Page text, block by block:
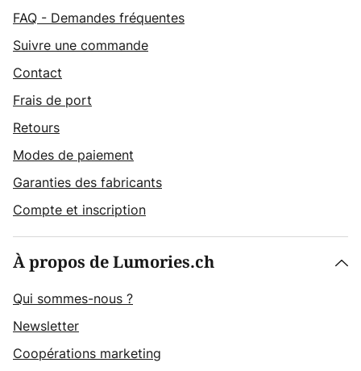
FAQ - Demandes fréquentes
Suivre une commande
Contact
Frais de port
Retours
Modes de paiement
Garanties des fabricants
Compte et inscription
À propos de Lumories.ch
Qui sommes-nous ?
Newsletter
Coopérations marketing